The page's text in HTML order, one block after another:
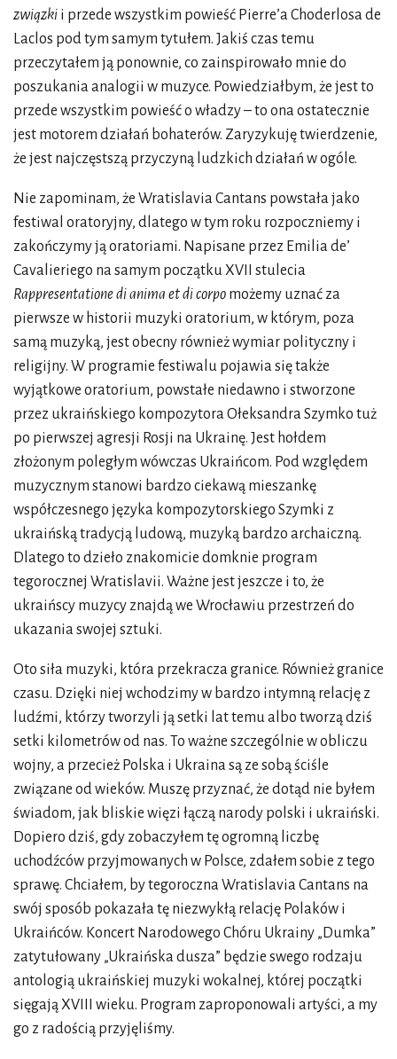
związki i przede wszystkim powieść Pierre’a Choderlosa de
Laclos pod tym samym tytułem. Jakiś czas temu
przeczytałem ją ponownie, co zainspirowało mnie do
poszukania analogii w muzyce. Powiedziałbym, że jest to
przede wszystkim powieść o władzy – to ona ostatecznie
jest motorem działań bohaterów. Zaryzykuję twierdzenie,
że jest najczęstszą przyczyną ludzkich działań w ogóle.
Nie zapominam, że Wratislavia Cantans powstała jako
festiwal oratoryjny, dlatego w tym roku rozpoczniemy i
zakończymy ją oratoriami. Napisane przez Emilia de’
Cavalieriego na samym początku XVII stulecia
Rappresentatione di anima et di corpo możemy uznać za
pierwsze w historii muzyki oratorium, w którym, poza
samą muzyką, jest obecny również wymiar polityczny i
religijny. W programie festiwalu pojawia się także
wyjątkowe oratorium, powstałe niedawno i stworzone
przez ukraińskiego kompozytora Ołeksandra Szymko tuż
po pierwszej agresji Rosji na Ukrainę. Jest hołdem
złożonym poległym wówczas Ukraińcom. Pod względem
muzycznym stanowi bardzo ciekawą mieszankę
współczesnego języka kompozytorskiego Szymki z
ukraińską tradycją ludową, muzyką bardzo archaiczną.
Dlatego to dzieło znakomicie domknie program
tegorocznej Wratislavii. Ważne jest jeszcze i to, że
ukraińscy muzycy znajdą we Wrocławiu przestrzeń do
ukazania swojej sztuki.
Oto siła muzyki, która przekracza granice. Również granice
czasu. Dzięki niej wchodzimy w bardzo intymną relację z
ludźmi, którzy tworzyli ją setki lat temu albo tworzą dziś
setki kilometrów od nas. To ważne szczególnie w obliczu
wojny, a przecież Polska i Ukraina są ze sobą ściśle
związane od wieków. Muszę przyznać, że dotąd nie byłem
świadom, jak bliskie więzi łączą narody polski i ukraiński.
Dopiero dziś, gdy zobaczyłem tę ogromną liczbę
uchodźców przyjmowanych w Polsce, zdałem sobie z tego
sprawę. Chciałem, by tegoroczna Wratislavia Cantans na
swój sposób pokazała tę niezwykłą relację Polaków i
Ukraińców. Koncert Narodowego Chóru Ukrainy „Dumka”
zatytułowany „Ukraińska dusza” będzie swego rodzaju
antologią ukraińskiej muzyki wokalnej, której początki
sięgają XVIII wieku. Program zaproponowali artyści, a my
go z radością przyjęliśmy.